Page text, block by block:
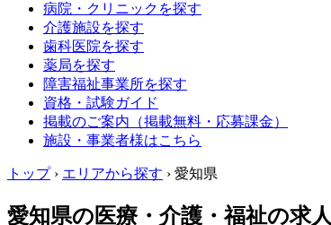
病院・クリニックを探す
介護施設を探す
歯科医院を探す
薬局を探す
障害福祉事業所を探す
資格・試験ガイド
掲載のご案内（掲載無料・応募課金）
施設・事業者様はこちら
トップ › エリアから探す › 愛知県
愛知県の医療・介護・福祉の求人